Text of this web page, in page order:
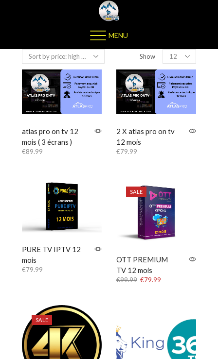
MENU
Show
atlas pro on tv 12
mois ( 3 écrans )
€89.99
2 X atlas pro on tv
12 mois
€79.99
PURE TV IPTV 12
mois
€79.99
SALE
OTT PREMIUM
TV 12 mois
€99.99 Original
€79.99
SALE